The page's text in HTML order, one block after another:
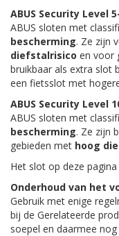
ABUS Security Level
ABUS sloten met
bescherming. Ze zijn
diefstalrisico en voor
bruikbaar als extra slot
een fietsslot met
ABUS Security Level
ABUS sloten met
bescherming. Ze zijn
gebieden met hoog
Het slot op deze
Onderhoud van het
Gebruik met enige
bij de Gerelateerde
soepel en daarmee